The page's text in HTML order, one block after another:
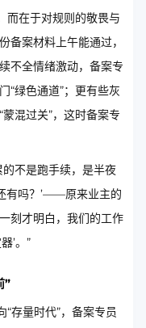
而在于对规则的敬畏与
备案材料上午能通过，
不全情绪激动，备案专
“绿色通道”；更有些灰
混过关”，这时备案专
不是跑手续，是半夜
有吗？’——原来业主的
刻才明白，我们的工作
’。”
”
“存量时代”，备案专员